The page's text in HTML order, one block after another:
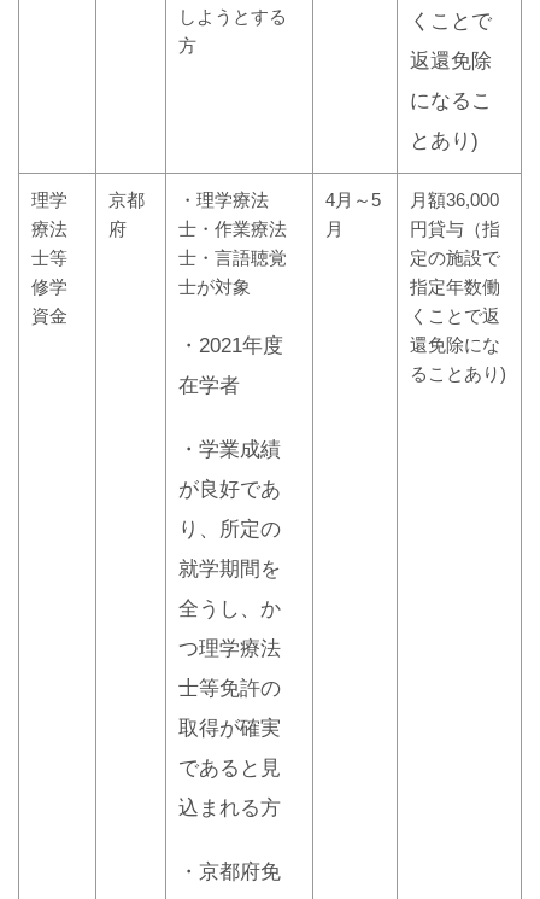
しようとする
方
くことで
返還免除
になるこ
とあり)
理学
療法
士等
修学
資金
京都
府
・理学療法
士・作業療法
士・言語聴覚
士が対象
・2021年度
在学者
・学業成績
が良好であ
り、所定の
就学期間を
全うし、か
つ理学療法
士等免許の
取得が確実
であると見
込まれる方
・京都府免
4月～5
月
月額36,000
円貸与（指
定の施設で
指定年数働
くことで返
還免除にな
ることあり)